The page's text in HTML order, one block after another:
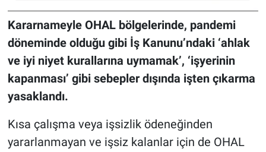
Kararnameyle OHAL bölgelerinde, pandemi
döneminde olduğu gibi İş Kanunu’ndaki ‘ahlak
ve iyi niyet kurallarına uymamak’, ‘işyerinin
kapanması’ gibi sebepler dışında işten çıkarma
yasaklandı.
Kısa çalışma veya işsizlik ödeneğinden
yararlanmayan ve işsiz kalanlar için de OHAL